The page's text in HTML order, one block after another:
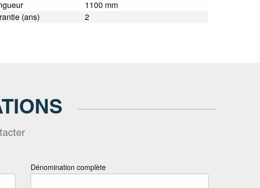
1100 mm
(ans)
2
Dénomination complète